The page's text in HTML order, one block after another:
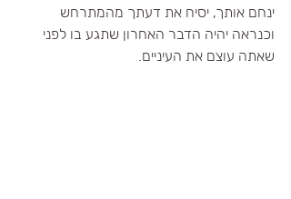
ינחם אותך, יסיח את דעתך מהמתרחש
וכנראה יהיה הדבר האחרון שתגע בו לפני
שאתה עוצם את העיניים.